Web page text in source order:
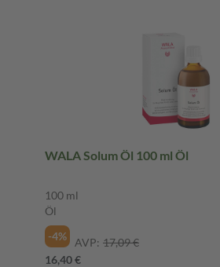
WALA Solum Öl 100 ml Öl
100 ml
Öl
-4%
AVP: 17,09 €
16,40 €